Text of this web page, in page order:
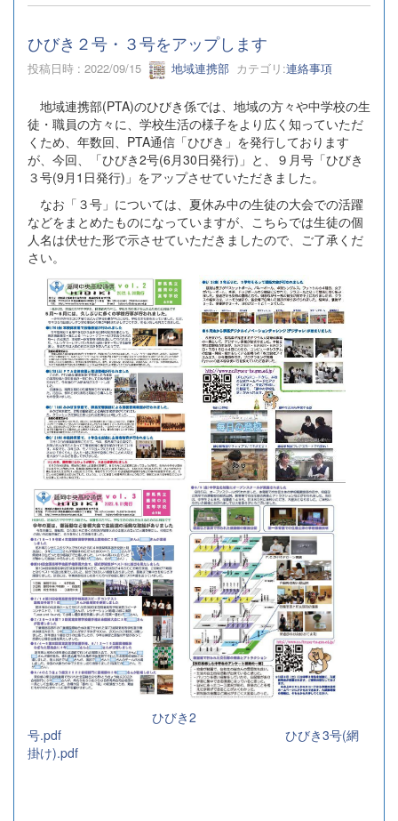
ひびき２号・３号をアップします
投稿日時 : 2022/09/15 地域連携部 カテゴリ:連絡事項
地域連携部(PTA)のひびき係では、地域の方々や中学校の生
徒・職員の方々に、学校生活の様子をより広く知っていただ
くため、年数回、PTA通信「ひびき」を発行しております
が、今回、「ひびき2号(6月30日発行)」と、９月号「ひびき
３号(9月1日発行)」をアップさせていただきました。
なお「３号」については、夏休み中の生徒の大会での活躍
などをまとめたものになっていますが、こちらでは生徒の個
人名は伏せた形で示させていただきましたので、ご了承くだ
さい。
ひびき2
号.pdf
ひびき3号(網
掛け).pdf